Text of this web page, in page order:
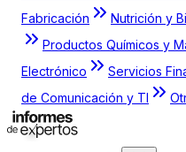
Fabricación
Nutrición y
Productos Químicos y
Electrónico
Servicios
de Comunicación y TI